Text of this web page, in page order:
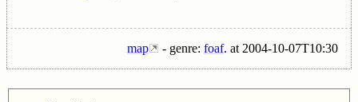
map - genre: foaf. at 2004-10-07T10:30